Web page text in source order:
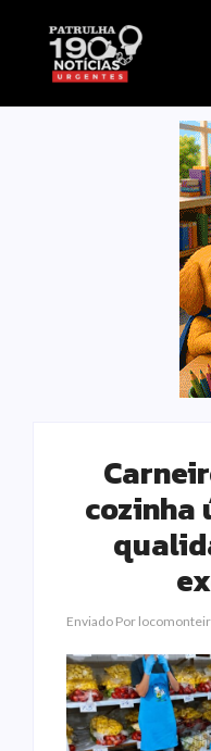
cozinha
Enviado Por